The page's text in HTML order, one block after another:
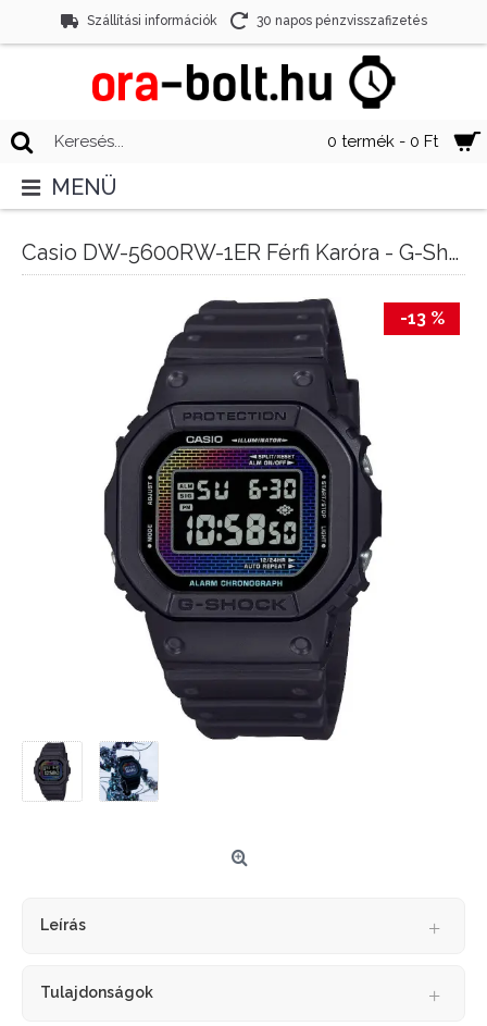
Szállítási információk 30 napos pénzvisszafizetés
0 termék - 0 Ft
MENÜ
Casio DW-5600RW-1ER Férfi Karóra - G-Shock Rainbow
-13 %
Leírás
Tulajdonságok